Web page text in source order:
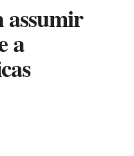
assumir
a